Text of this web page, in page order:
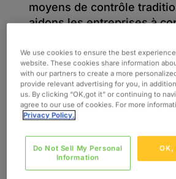
moyens de contrôle
aidons les entreprises à
en continuant à mettre en
pratiques de sécurité
durables.
We use cookies to ensure the best
website. These cookies share information
with our partners to create a more
provide relevant advertising for you, in
us. By clicking “OK,got it” or continuing to
agree to our use of cookies. For more
Privacy Policy.
OK,
Do Not Sell My Personal
Information